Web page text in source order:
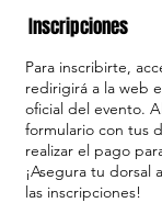
Inscripciones
Para inscribirte,
redirigirá a la web
oficial del evento.
formulario con tus
realizar el pago
¡Asegura tu dorsal
las inscripciones!